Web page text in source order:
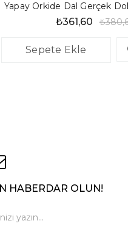
₺361,60
Sepete Ekle
HABERDAR OLUN!